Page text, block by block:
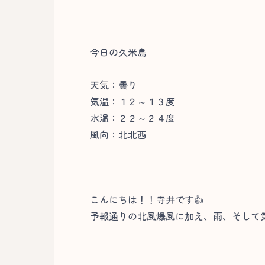
今日の久米島
天気：曇り
気温：１２～１３度
水温：２２～２４度
風向：北北西
こんにちは！！寺井です👍
予報通りの北風爆風に加え、雨、そして